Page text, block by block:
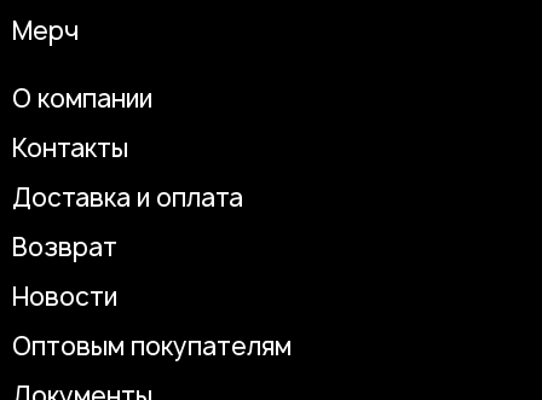
Мерч
О компании
Контакты
Доставка и оплата
Возврат
Новости
Оптовым покупателям